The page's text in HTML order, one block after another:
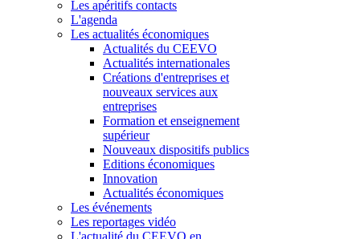
Les apéritifs contacts
L'agenda
Les actualités économiques
Actualités du CEEVO
Actualités internationales
Créations d'entreprises et
nouveaux services aux
entreprises
Formation et enseignement
supérieur
Nouveaux dispositifs publics
Editions économiques
Innovation
Actualités économiques
Les événements
Les reportages vidéo
L'actualité du CEEVO en